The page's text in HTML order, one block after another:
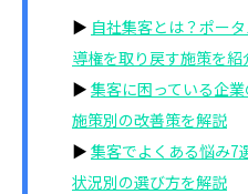
▶ 自社集客とは？ポー
導権を取り戻す施策を紹
▶ 集客に困っている企
施策別の改善策を解説
▶ 集客でよくある悩み7
状況別の選び方を解説